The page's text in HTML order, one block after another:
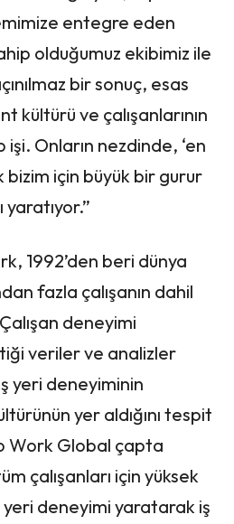
entegre eden
olduğumuz ekibimiz ile
bir sonuç, esas
kültürü ve çalışanlarının
işi. Onların nezdinde, ‘en
bizim için büyük bir gurur
1992’den beri dünya
fazla çalışanın dahil
deneyimi
veriler ve analizler
yeri deneyiminin
yer aldığını tespit
Work Global çapta
çalışanları için yüksek
yeri deneyimi yaratarak iş